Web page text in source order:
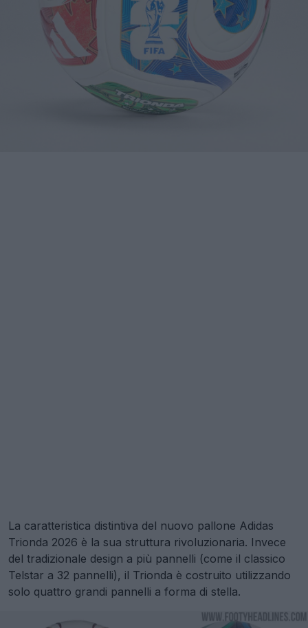
La caratteristica distintiva del nuovo pallone Adidas
Trionda 2026 è la sua struttura rivoluzionaria. Invece
del tradizionale design a più pannelli (come il classico
Telstar a 32 pannelli), il Trionda è costruito utilizzando
solo quattro grandi pannelli a forma di stella.